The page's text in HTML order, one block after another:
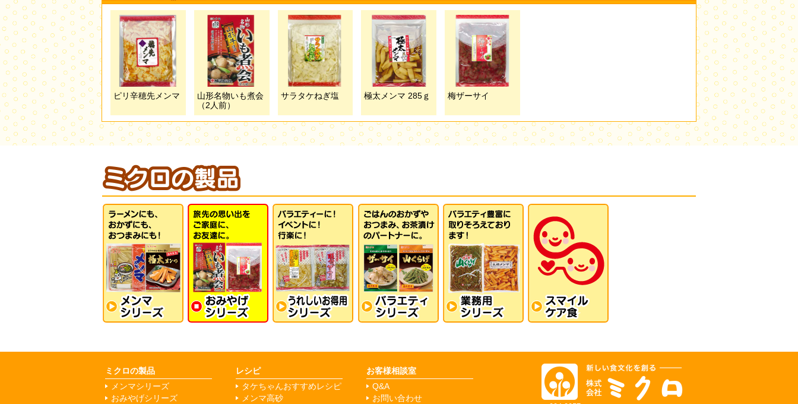
ピリ辛穂先メンマ
山形名物いも煮会
（2人前）
サラタケねぎ塩 極太メンマ 285ｇ 梅ザーサイ
ミクロの製品
メンマシリーズ
おみやげシリーズ
レシピ
タケちゃんおすすめレシピ
メンマ高砂
お客様相談室
Q&A
お問い合わせ